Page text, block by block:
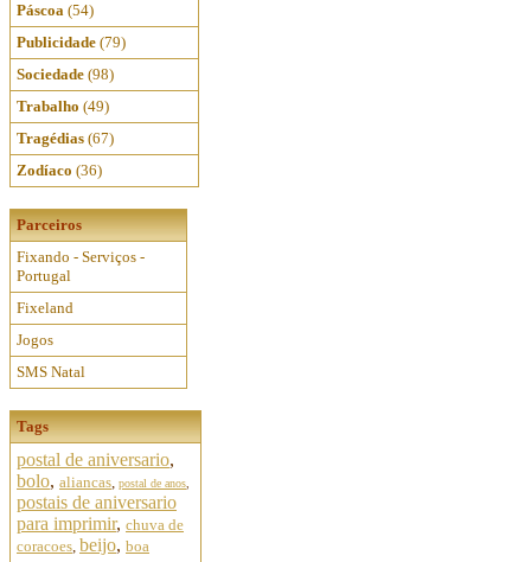
Páscoa (54)
Publicidade (79)
Sociedade (98)
Trabalho (49)
Tragédias (67)
Zodíaco (36)
Parceiros
Fixando - Serviços -
Portugal
Fixeland
Jogos
SMS Natal
Tags
postal de aniversario,
bolo, aliancas, postal de anos
postais de aniversario
para imprimir, chuva de
coracoes, beijo, boa